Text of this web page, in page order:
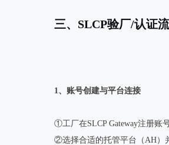
三、SLCP验厂/认证
1、账号创建与平台连接
①工厂在SLCP Gateway注册账号
②选择合适的托管平台（AH）